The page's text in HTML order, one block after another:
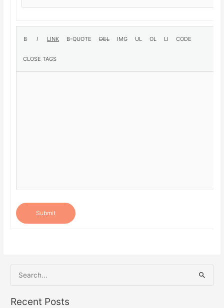
Submit
e
a
Recent Posts